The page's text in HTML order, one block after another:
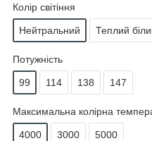
Колір світіння
Нейтральний Теплий
Потужність
99 114 138 147
Максимальна колірна
4000 3000 5000